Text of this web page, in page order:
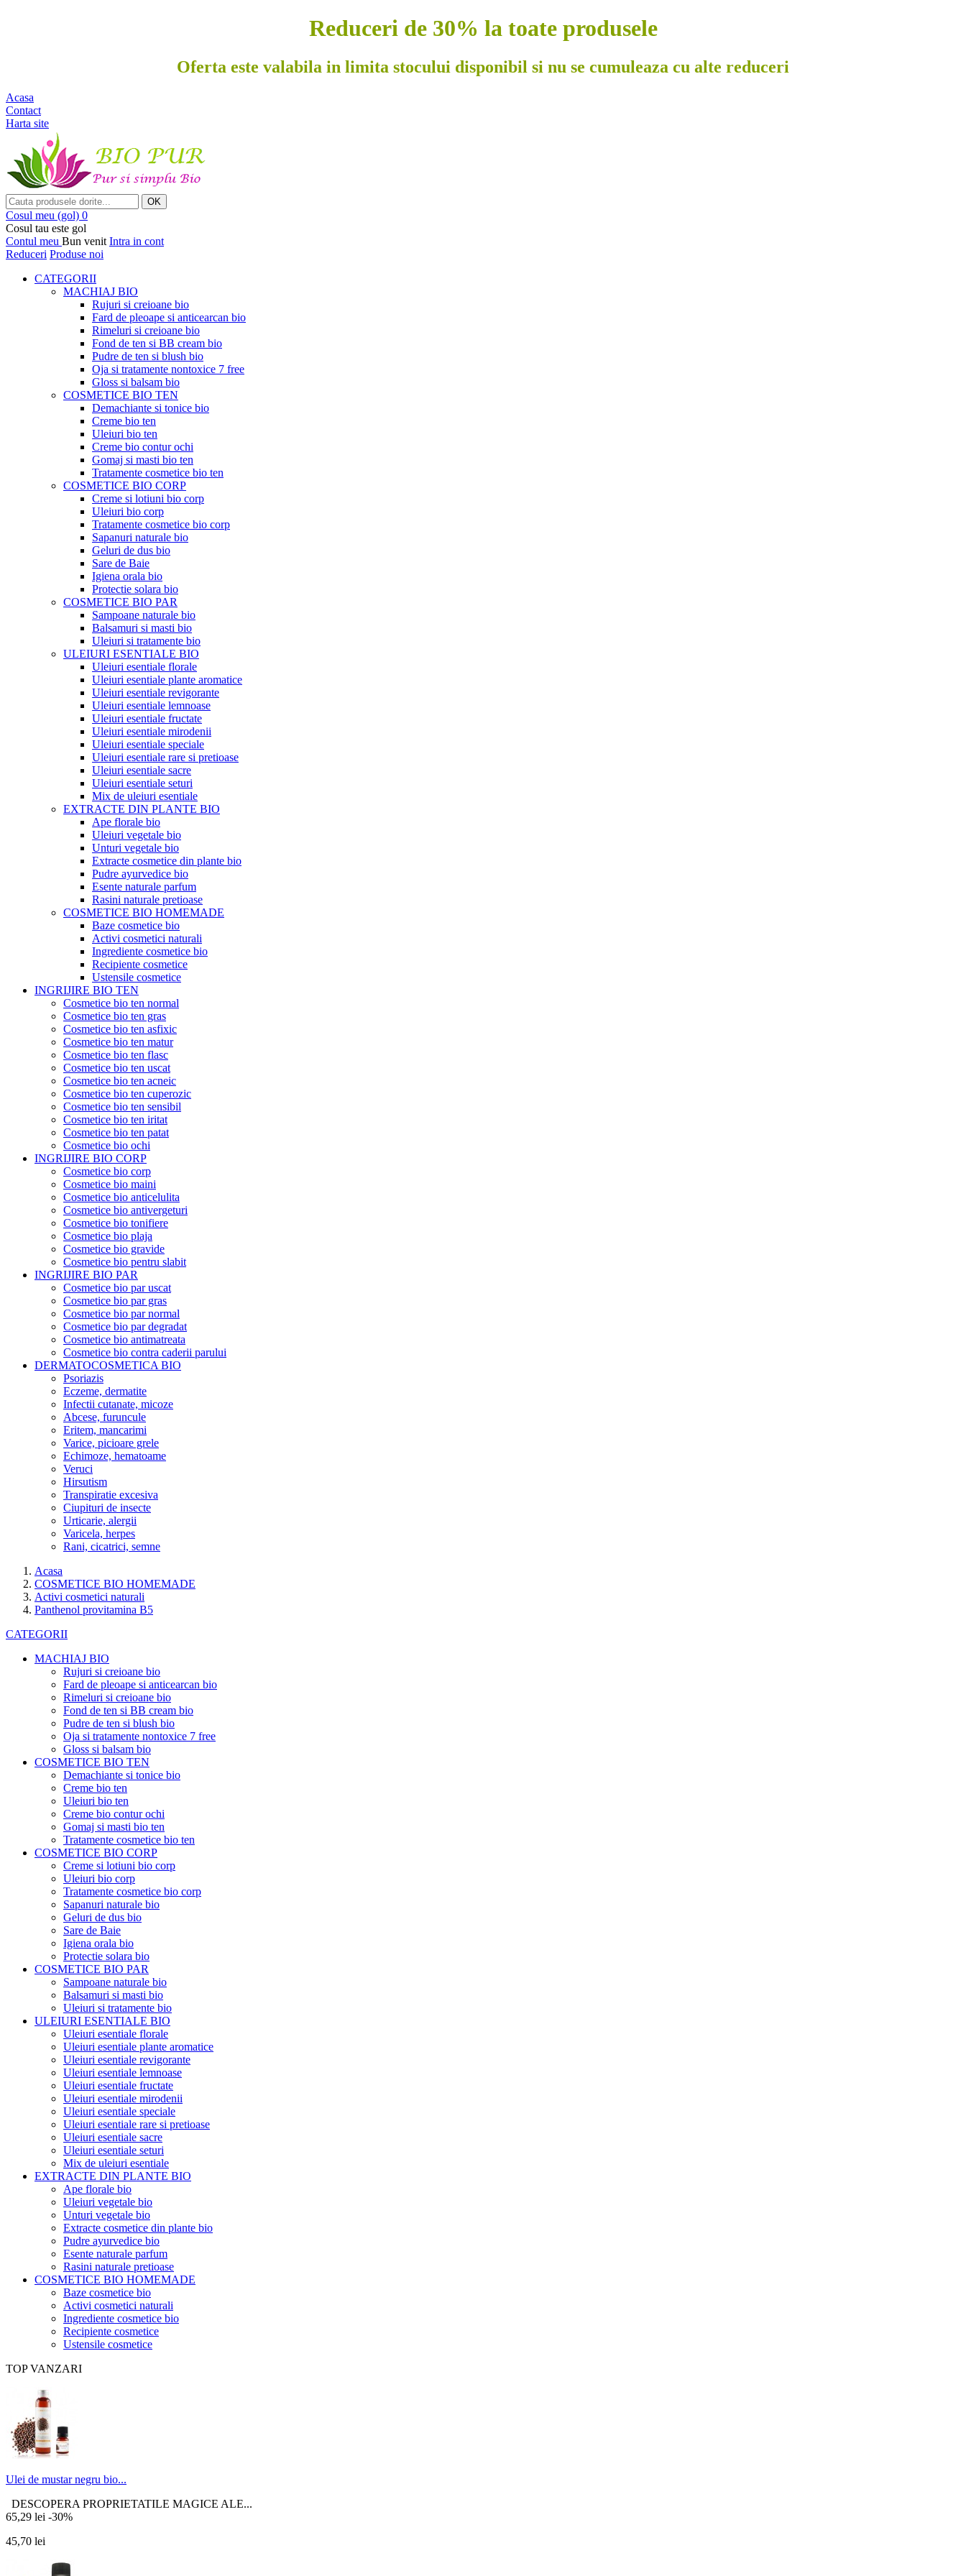
Reduceri de 30% la toate produsele
Oferta este valabila in limita stocului disponibil si nu se cumuleaza cu alte reduceri
Acasa
Contact
Harta site
OK
Cosul meu (gol) 0
Cosul tau este gol
Contul meu Bun venit Intra in cont
Reduceri Produse noi
CATEGORII
MACHIAJ BIO
Rujuri si creioane bio
Fard de pleoape si anticearcan bio
Rimeluri si creioane bio
Fond de ten si BB cream bio
Pudre de ten si blush bio
Oja si tratamente nontoxice 7 free
Gloss si balsam bio
COSMETICE BIO TEN
Demachiante si tonice bio
Creme bio ten
Uleiuri bio ten
Creme bio contur ochi
Gomaj si masti bio ten
Tratamente cosmetice bio ten
COSMETICE BIO CORP
Creme si lotiuni bio corp
Uleiuri bio corp
Tratamente cosmetice bio corp
Sapanuri naturale bio
Geluri de dus bio
Sare de Baie
Igiena orala bio
Protectie solara bio
COSMETICE BIO PAR
Sampoane naturale bio
Balsamuri si masti bio
Uleiuri si tratamente bio
ULEIURI ESENTIALE BIO
Uleiuri esentiale florale
Uleiuri esentiale plante aromatice
Uleiuri esentiale revigorante
Uleiuri esentiale lemnoase
Uleiuri esentiale fructate
Uleiuri esentiale mirodenii
Uleiuri esentiale speciale
Uleiuri esentiale rare si pretioase
Uleiuri esentiale sacre
Uleiuri esentiale seturi
Mix de uleiuri esentiale
EXTRACTE DIN PLANTE BIO
Ape florale bio
Uleiuri vegetale bio
Unturi vegetale bio
Extracte cosmetice din plante bio
Pudre ayurvedice bio
Esente naturale parfum
Rasini naturale pretioase
COSMETICE BIO HOMEMADE
Baze cosmetice bio
Activi cosmetici naturali
Ingrediente cosmetice bio
Recipiente cosmetice
Ustensile cosmetice
INGRIJIRE BIO TEN
Cosmetice bio ten normal
Cosmetice bio ten gras
Cosmetice bio ten asfixic
Cosmetice bio ten matur
Cosmetice bio ten flasc
Cosmetice bio ten uscat
Cosmetice bio ten acneic
Cosmetice bio ten cuperozic
Cosmetice bio ten sensibil
Cosmetice bio ten iritat
Cosmetice bio ten patat
Cosmetice bio ochi
INGRIJIRE BIO CORP
Cosmetice bio corp
Cosmetice bio maini
Cosmetice bio anticelulita
Cosmetice bio antivergeturi
Cosmetice bio tonifiere
Cosmetice bio plaja
Cosmetice bio gravide
Cosmetice bio pentru slabit
INGRIJIRE BIO PAR
Cosmetice bio par uscat
Cosmetice bio par gras
Cosmetice bio par normal
Cosmetice bio par degradat
Cosmetice bio antimatreata
Cosmetice bio contra caderii parului
DERMATOCOSMETICA BIO
Psoriazis
Eczeme, dermatite
Infectii cutanate, micoze
Abcese, furuncule
Eritem, mancarimi
Varice, picioare grele
Echimoze, hematoame
Veruci
Hirsutism
Transpiratie excesiva
Ciupituri de insecte
Urticarie, alergii
Varicela, herpes
Rani, cicatrici, semne
Acasa
COSMETICE BIO HOMEMADE
Activi cosmetici naturali
Panthenol provitamina B5
CATEGORII
MACHIAJ BIO
Rujuri si creioane bio
Fard de pleoape si anticearcan bio
Rimeluri si creioane bio
Fond de ten si BB cream bio
Pudre de ten si blush bio
Oja si tratamente nontoxice 7 free
Gloss si balsam bio
COSMETICE BIO TEN
Demachiante si tonice bio
Creme bio ten
Uleiuri bio ten
Creme bio contur ochi
Gomaj si masti bio ten
Tratamente cosmetice bio ten
COSMETICE BIO CORP
Creme si lotiuni bio corp
Uleiuri bio corp
Tratamente cosmetice bio corp
Sapanuri naturale bio
Geluri de dus bio
Sare de Baie
Igiena orala bio
Protectie solara bio
COSMETICE BIO PAR
Sampoane naturale bio
Balsamuri si masti bio
Uleiuri si tratamente bio
ULEIURI ESENTIALE BIO
Uleiuri esentiale florale
Uleiuri esentiale plante aromatice
Uleiuri esentiale revigorante
Uleiuri esentiale lemnoase
Uleiuri esentiale fructate
Uleiuri esentiale mirodenii
Uleiuri esentiale speciale
Uleiuri esentiale rare si pretioase
Uleiuri esentiale sacre
Uleiuri esentiale seturi
Mix de uleiuri esentiale
EXTRACTE DIN PLANTE BIO
Ape florale bio
Uleiuri vegetale bio
Unturi vegetale bio
Extracte cosmetice din plante bio
Pudre ayurvedice bio
Esente naturale parfum
Rasini naturale pretioase
COSMETICE BIO HOMEMADE
Baze cosmetice bio
Activi cosmetici naturali
Ingrediente cosmetice bio
Recipiente cosmetice
Ustensile cosmetice
TOP VANZARI
Ulei de mustar negru bio...
DESCOPERA PROPRIETATILE MAGICE ALE...
65,29 lei -30%
45,70 lei